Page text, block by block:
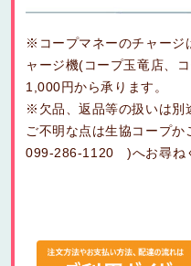
※コープマネーのチャージ
ャージ機(コープ玉竜店、
1,000円から承ります。
※欠品、返品等の扱いは別
ご不明な点は生協コープ
099-286-1120 )へお尋ね